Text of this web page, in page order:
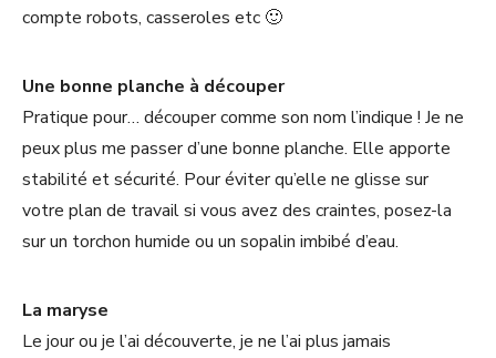
compte robots, casseroles etc 🙂
Une bonne planche à découper
Pratique pour… découper comme son nom l’indique ! Je ne
peux plus me passer d’une bonne planche. Elle apporte
stabilité et sécurité. Pour éviter qu’elle ne glisse sur
votre plan de travail si vous avez des craintes, posez-la
sur un torchon humide ou un sopalin imbibé d’eau.
La maryse
Le jour ou je l’ai découverte, je ne l’ai plus jamais